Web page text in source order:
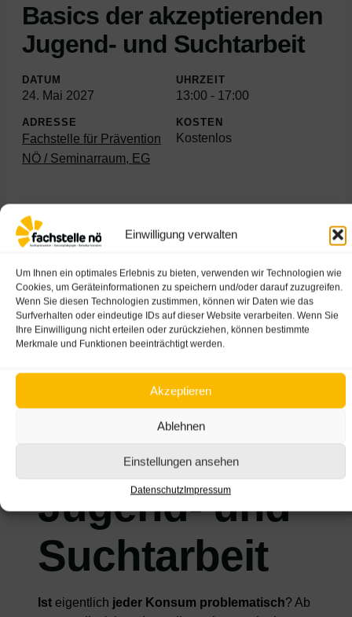
Einwilligung verwalten
Um Ihnen ein optimales Erlebnis zu bieten, verwenden wir Technologien wie
Cookies, um Geräteinformationen zu speichern und/oder darauf zuzugreifen.
Wenn Sie diesen Technologien zustimmen, können wir Daten wie das
Surfverhalten oder eindeutige IDs auf dieser Website verarbeiten. Wenn Sie
Ihre Einwilligung nicht erteilen oder zurückziehen, können bestimmte
Merkmale und Funktionen beeinträchtigt werden.
Akzeptieren
Ablehnen
Einstellungen ansehen
DatenschutzImpressum
Basics der akzeptierenden
Jugend- und Suchtarbeit
DATUM
24. Mai 2027
UHRZEIT
13:00 - 17:00
ADRESSE
Fachstelle für Prävention
NÖ / Seminarraum, EG
KOSTEN
Kostenlos
Jetzt anmelden
zhuan - stock.adobe.com
Basics der
akzeptierenden
Jugend- und
Suchtarbeit
Ist eigentlich jeder Konsum problematisch? Ab